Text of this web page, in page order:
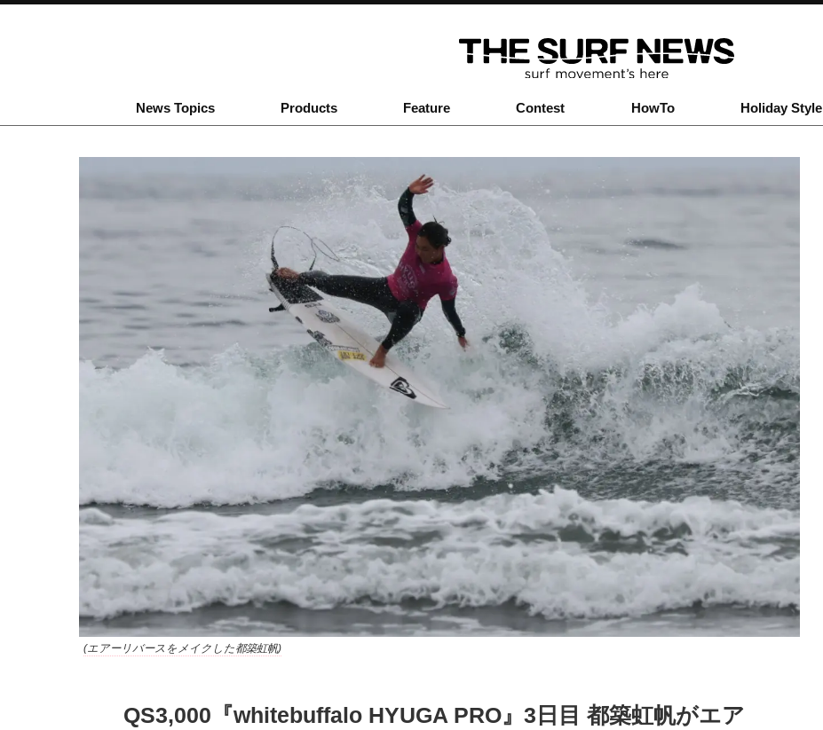
News Topics Products Feature Contest HowTo Holiday Style
(エアーリバースをメイクした都築虹帆)
QS3,000『whitebuffalo HYUGA PRO』3日目 都築虹帆がエア